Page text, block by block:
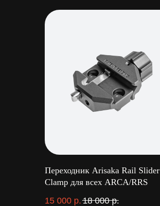
Переходник Arisaka Rail Slider
Clamp для всех ARCA/RRS
15 000 р. 18 000 р.